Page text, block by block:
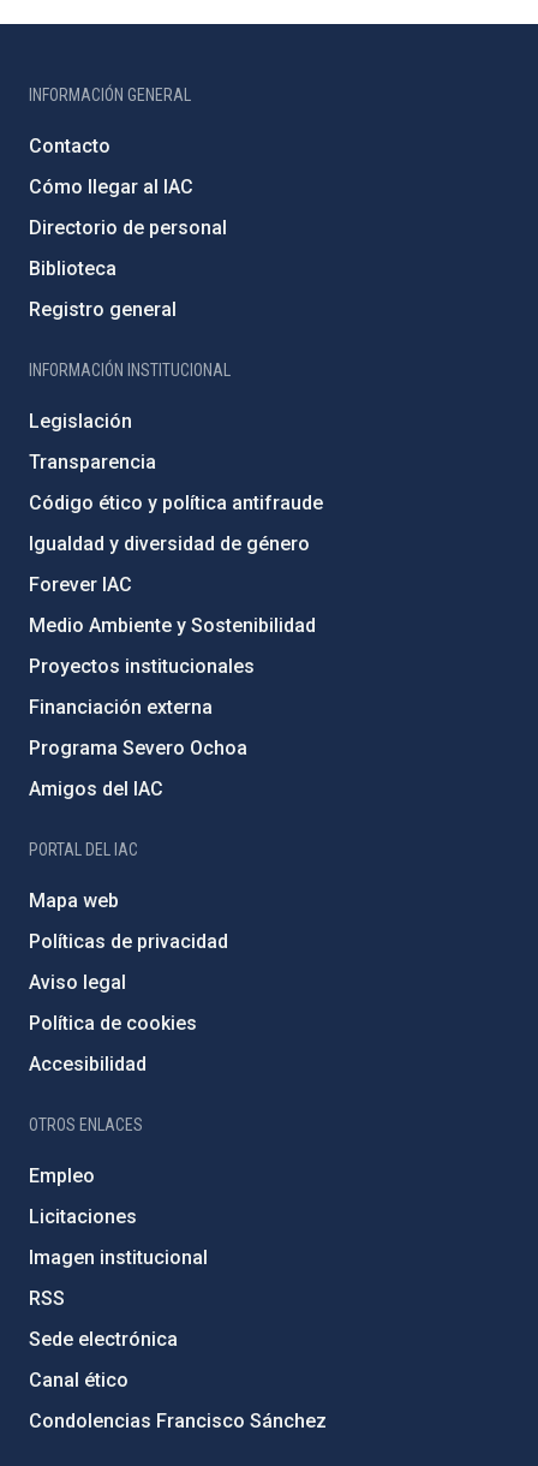
INFORMACIÓN GENERAL
Contacto
Cómo llegar al IAC
Directorio de personal
Biblioteca
Registro general
INFORMACIÓN INSTITUCIONAL
Legislación
Transparencia
Código ético y política antifraude
Igualdad y diversidad de género
Forever IAC
Medio Ambiente y Sostenibilidad
Proyectos institucionales
Financiación externa
Programa Severo Ochoa
Amigos del IAC
PORTAL DEL IAC
Mapa web
Políticas de privacidad
Aviso legal
Política de cookies
Accesibilidad
OTROS ENLACES
Empleo
Licitaciones
Imagen institucional
RSS
Sede electrónica
Canal ético
Condolencias Francisco Sánchez